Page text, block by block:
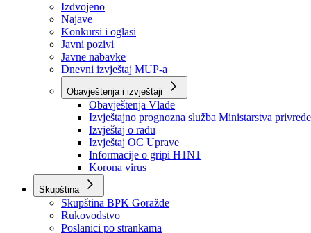
Aktuelno
Sve vijesti
Izdvojeno
Najave
Konkursi i oglasi
Javni pozivi
Javne nabavke
Dnevni izvještaj MUP-a
Obavještenja i izvještaji
Obavještenja Vlade
Izvještajno prognozna služba Ministarstva privrede
Izvještaj o radu
Izvještaj OC Uprave
Informacije o gripi H1N1
Korona virus
Skupština